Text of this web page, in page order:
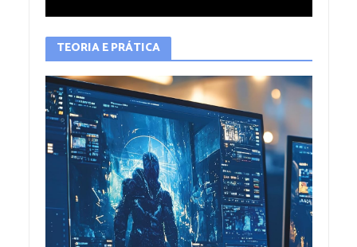
TEORIA E PRÁTICA